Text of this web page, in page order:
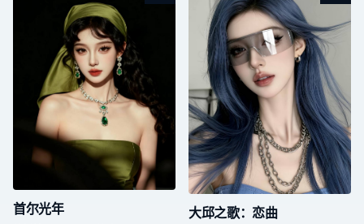
首尔光年 大邱之歌：恋曲